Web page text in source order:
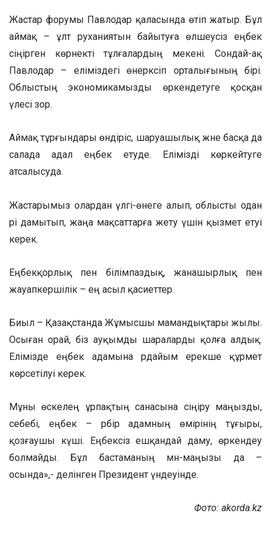
Жастар форумы Павлодар қаласында өтіп жатыр. Бұл
аймақ – ұлт руханиятын байытуға өлшеусіз еңбек
сіңірген көрнекті тұлғалардың мекені. Сондай-ақ
Павлодар – еліміздегі өнеркәсіп орталығының бірі.
Облыстың экономикамызды өркендетуге қосқан
үлесі зор.
Аймақ тұрғындары өндіріс, шаруашылық және басқа да
салада адал еңбек етуде. Елімізді көркейтуге
атсалысуда.
Жастарымыз олардан үлгі-өнеге алып, облысты одан
әрі дамытып, жаңа мақсаттарға жету үшін қызмет етуі
керек.
Еңбекқорлық пен білімпаздық, жанашырлық пен
жауапкершілік – ең асыл қасиеттер.
Биыл – Қазақстанда Жұмысшы мамандықтары жылы.
Осыған орай, біз ауқымды шараларды қолға алдық.
Елімізде еңбек адамына әрдайым ерекше құрмет
көрсетілуі керек.
Мұны өскелең ұрпақтың санасына сіңіру маңызды,
себебі, еңбек – әрбір адамның өмірінің тұғыры,
қозғаушы күші. Еңбексіз ешқандай даму, өркендеу
болмайды. Бұл бастаманың мән-маңызы да –
осында»,- делінген Президент үндеуінде.
Фото: akorda.kz